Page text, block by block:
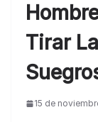
Tirar
15 de